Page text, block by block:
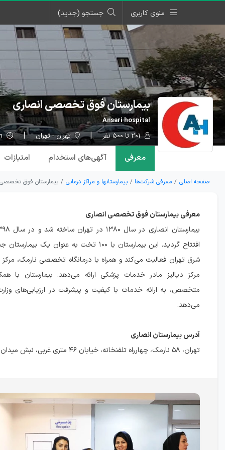
منوی کاربری جستجو (جدید)
بیمارستان فوق تخصصی انصاری
Ansari hospital
۲۰۱ تا ۵۰۰ نفر
تهران - تهران ansari-hospital.com
معرفی آگهی‌های استخدام امتیازات
صفحه اصلی معرفی شرکت‌ها بیمارستانها و مراکز درمانی بیمارستان فوق تخصصی
معرفی بیمارستان فوق تخصصی انصاری
افتتاح گردید. این بیمارستان با ۱۰۰ تخت به عنوان
شرق تهران فعالیت می‌کند و همراه با درمانگاه تخصصی نارمک،
متخصص، به ارائه خدمات با کیفیت و پیشرفت در ارزیابی‌های
می‌دهد.
آدرس بیمارستان انصاری
تهران، ۵۸ نارمک، چهارراه تلفنخانه، خیابان ۴۶ متری غربی، نبش میدان